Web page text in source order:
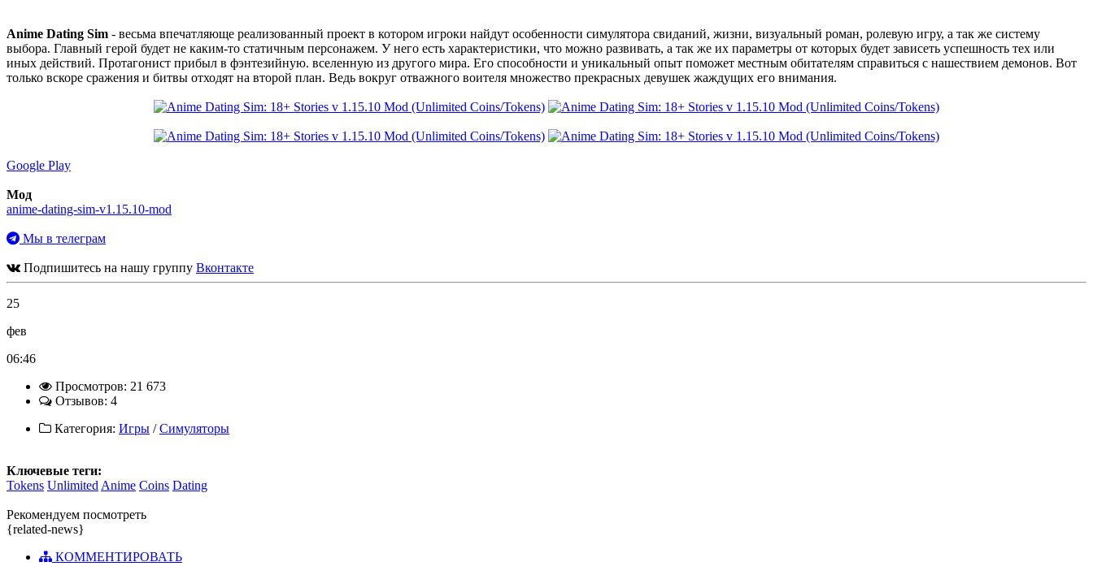
Anime Dating Sim - весьма впечатляюще реализованный проект в котором игроки найдут особенности симулятора свиданий, жизни, визуальный роман, ролевую игру, а так же систему
выбора. Главный герой будет не каким-то статичным персонажем. У него есть характеристики, что можно развивать, а так же их параметры от которых будет зависеть успешность тех или
иных действий. Протагонист прибыл в фэнтезийную. вселенную из другого мира. Его способности и уникальный опыт поможет местным обитателям справиться с нашествием демонов. Вот
только вскоре сражения и битвы отходят на второй план. Ведь вокруг отважного воителя множество прекрасных девушек жаждущих его внимания.
Google Play
Мод
anime-dating-sim-v1.15.10-mod
Мы в телеграм
Подпишитесь на нашу группу Вконтакте
25
фев
06:46
Просмотров: 21 673
Отзывов: 4
Категория: Игры /Симуляторы
Ключевые теги:
Tokens Unlimited Anime Coins Dating
Рекомендуем посмотреть
{related-news}
КОММЕНТИРОВАТЬ